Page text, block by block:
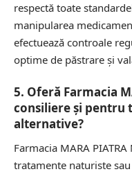
respectă toate
manipularea
efectuează controale
optime de păstrare și
5. Oferă Farmacia
consiliere și pentru
alternative?
Farmacia MARA
tratamente naturiste